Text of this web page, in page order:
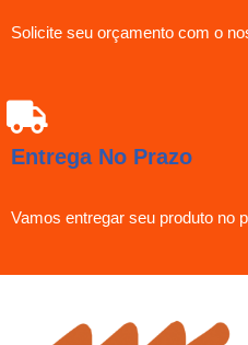
Solicite seu orçamento com o
Entrega No Prazo
Vamos entregar seu produto no